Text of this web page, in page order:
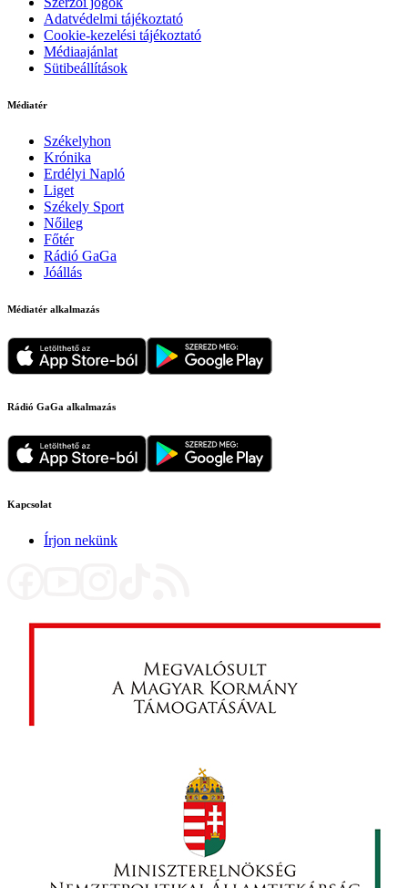
Adatvédelmi tájékoztató
Cookie-kezelési tájékoztató
Médiaajánlat
Sütibeállítások
Médiatér
Székelyhon
Krónika
Erdélyi Napló
Liget
Székely Sport
Nőileg
Főtér
Rádió GaGa
Jóállás
Médiatér alkalmazás
Rádió GaGa alkalmazás
Kapcsolat
Írjon nekünk